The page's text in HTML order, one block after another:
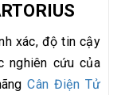
xác, độ tin cậy
nghiên cứu của
Cân Điện Tử